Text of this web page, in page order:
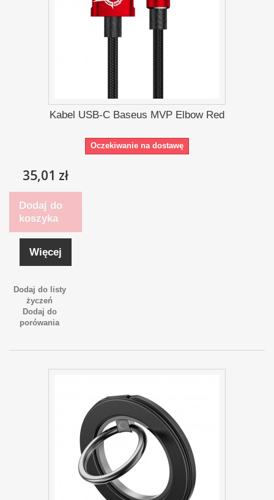
Kabel USB-C Baseus MVP Elbow Red
Oczekiwanie na dostawę
35,01 zł
Dodaj do
koszyka
Więcej
Dodaj do listy
życzeń
Dodaj do
porówania